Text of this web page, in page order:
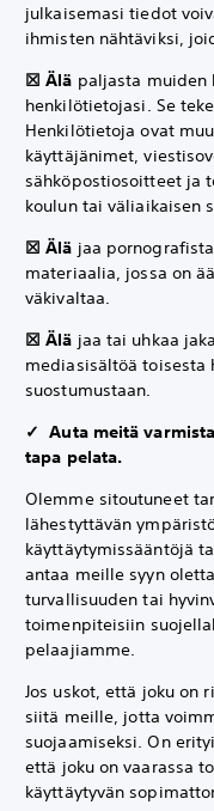
julkaisemasi tiedot
ihmisten nähtäviksi,
☒ Älä paljasta muiden
henkilötietojasi. Se
Henkilötietoja ovat
käyttäjänimet,
sähköpostiosoitteet ja
koulun tai väliaikaisen
☒ Älä jaa
materiaalia, jossa on
väkivaltaa.
☒ Älä jaa tai uhkaa
mediasisältöä toisesta
suostumustaan.
✓ Auta meitä
tapa pelata.
Olemme sitoutuneet
lähestyttävän
käyttäytymissääntöjä
antaa meille syyn
turvallisuuden tai
toimenpiteisiin
pelaajiamme.
Jos uskot, että joku on
siitä meille, jotta
suojaamiseksi. On
että joku on vaarassa
käyttäytyvän